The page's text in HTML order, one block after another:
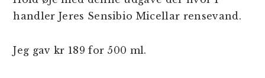
handler Jeres Sensibio Micellar rensevand.
Jeg gav kr 189 for 500 ml.